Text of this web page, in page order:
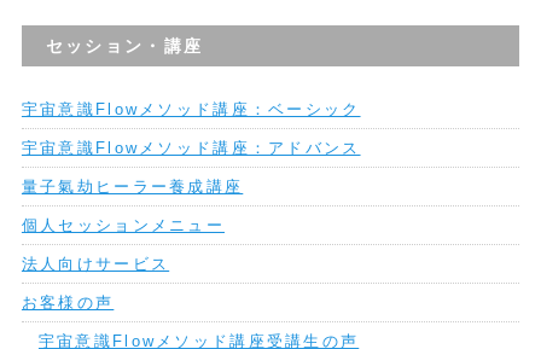
セッション・講座
宇宙意識Flowメソッド講座：ベーシック
宇宙意識Flowメソッド講座：アドバンス
量子氣劫ヒーラー養成講座
個人セッションメニュー
法人向けサービス
お客様の声
宇宙意識Flowメソッド講座受講生の声